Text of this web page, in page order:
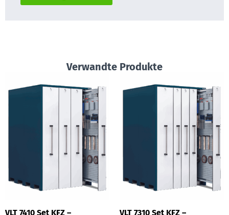
Verwandte Produkte
VLT 7410 Set KFZ –
VLT 7310 Set KFZ –